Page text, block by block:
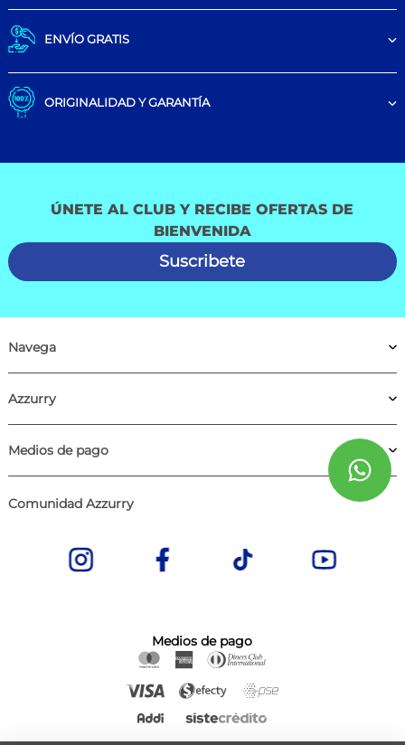
ENVÍO GRATIS
ORIGINALIDAD Y GARANTÍA
ÚNETE AL CLUB Y RECIBE OFERTAS DE
BIENVENIDA
Suscribete
Navega
Azzurry
Medios de pago
Comunidad Azzurry
Medios de pago